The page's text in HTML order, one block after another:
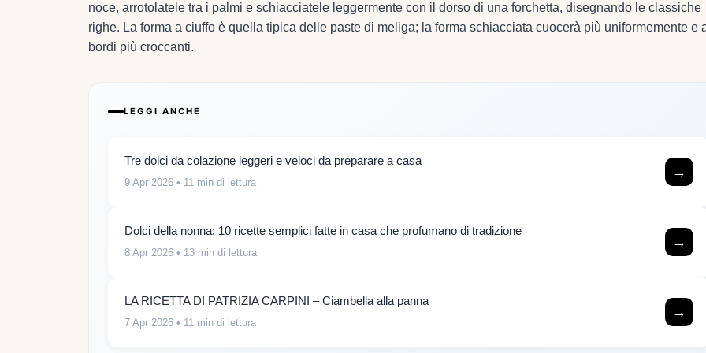
noce, arrotolatele tra i palmi e schiacciatele leggermente con il dorso di una forchetta, disegnando le classiche
righe. La forma a ciuffo è quella tipica delle paste di meliga; la forma schiacciata cuocerà più uniformemente e
bordi più croccanti.
LEGGI ANCHE
Tre dolci da colazione leggeri e veloci da preparare a casa
9 Apr 2026 • 11 min di lettura
→
Dolci della nonna: 10 ricette semplici fatte in casa che profumano di tradizione
8 Apr 2026 • 13 min di lettura
→
LA RICETTA DI PATRIZIA CARPINI – Ciambella alla panna
7 Apr 2026 • 11 min di lettura
→